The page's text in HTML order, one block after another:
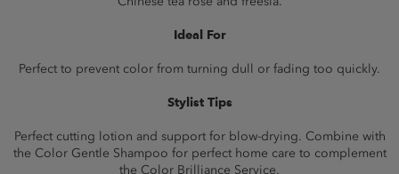
Ideal For
Perfect to prevent color from turning dull or fading too quickly.
Stylist Tips
Perfect cutting lotion and support for blow-drying. Combine with
the Color Gentle Shampoo for perfect home care to complement
the Color Brilliance Service.